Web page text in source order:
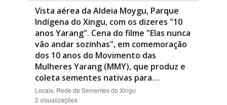
Vista aérea da Aldeia Moygu, Parque
Indígena do Xingu, com os dizeres "10
anos Yarang". Cena do filme "Elas nunca
vão andar sozinhas", em comemoração
dos 10 anos do Movimento das
Mulheres Yarang (MMY), que produz e
coleta sementes nativas para…
Locais, Rede de Sementes do Xingu
2 visualizações